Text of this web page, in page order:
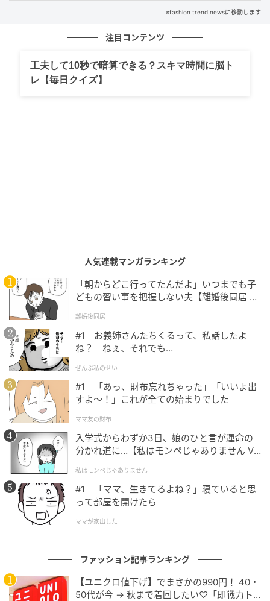
深みのあるダークブラウンのパンツは、レーストップ
ス × ブルーのシアーシャツの重ね着で爽やかなムード
を演出。シャツに透け感があることで、カラーアイテ
ム同士の組み合わせも盛りすぎ感なくサマになりそう
です。トレンドキーワードとして挙げられるレースア
イテムも、シアーシャツから覗かせれば甘さが抑えら
れ、コーデのちょうどいいアクセントになってくれる
はず。
印象的なピンクもシアー素材ならまろやか
※fashion trend newsに移動します
注目コンテンツ
工夫して10秒で暗算できる？スキマ時間に脳ト
レ【毎日クイズ】
人気連載マンガランキング
「朝からどこ行ってたんだよ」いつまでも子
どもの習い事を把握しない夫【離婚後同居 Vo
離婚後同居
#1 お義姉さんたちくるって、私話したよ
ね？ ねぇ、それでも…
ぜんぶ私のせい
#1 「あっ、財布忘れちゃった」「いいよ出
すよ〜！」これが全ての始まりでした
ママ友の財布
入学式からわずか3日、娘のひと言が運命の
分かれ道に…【私はモンペじゃありません Vo
私はモンペじゃありません
#1 「ママ、生きてるよね？」寝ていると思
って部屋を開けたら
ママが家出した
ファッション記事ランキング
【ユニクロ値下げ】でまさかの990円！ 40・
50代が今 → 秋まで着回したい♡「即戦力ト